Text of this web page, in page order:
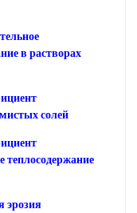
в растворах
солей
теплосодержание
эрозия